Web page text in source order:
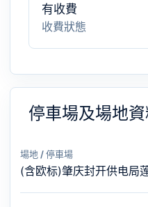
有收費
收費狀態
停車場及場地
場地 / 停車場
(含欧标)肇庆封开供电局